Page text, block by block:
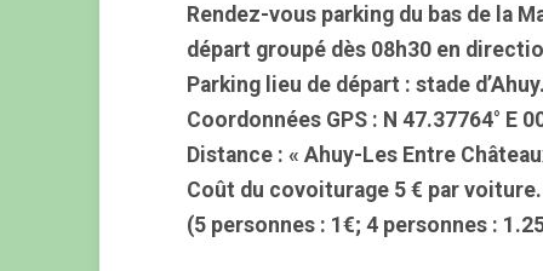
Rendez-vous parking du bas de la
départ groupé dès 08h30 en
Parking lieu de départ : stade
Coordonnées GPS : N 47.37764° E
Distance : « Ahuy-Les Entre
Coût du covoiturage 5 € par voiture.
(5 personnes : 1€; 4 personnes :